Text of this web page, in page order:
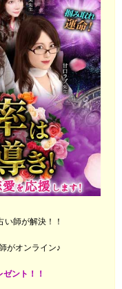
師が解決！！
がオンライン♪
ント！！